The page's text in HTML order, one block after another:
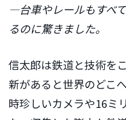
―台車やレールもすべ
るのに驚きました。
信太郎は鉄道と技術を
新があると世界のどこ
時珍しいカメラや16ミ